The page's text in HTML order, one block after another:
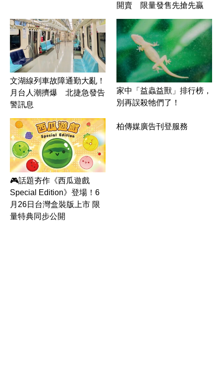
開賣 限量發售先搶先贏
文湖線列車故障通勤大亂！
月台人潮擠爆 北捷急發告
警訊息
家中「益蟲益獸」排行榜，
別再誤殺牠們了！
🎮話題夯作《西瓜遊戲
Special Edition》登場！6
月26日台灣盒裝版上市 限
量特典同步公開
柏傳媒廣告刊登服務